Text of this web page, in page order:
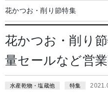
花かつお・削り節特集
花かつお・削り
量セールなど営
水産乾物・塩蔵他 特集